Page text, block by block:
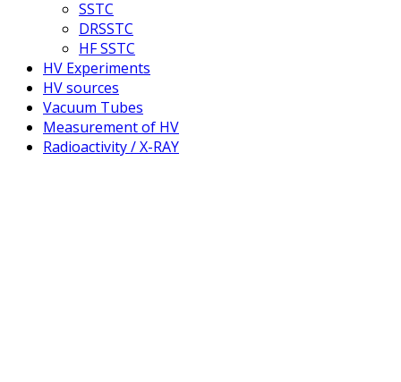
SSTC
DRSSTC
HF SSTC
HV Experiments
HV sources
Vacuum Tubes
Measurement of HV
Radioactivity / X-RAY